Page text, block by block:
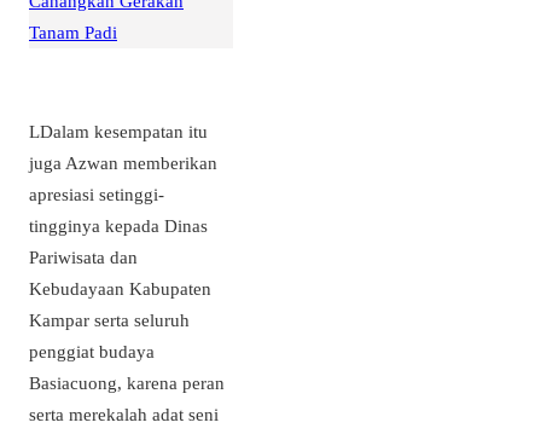
Tanam Padi
LDalam kesempatan itu
juga Azwan memberikan
apresiasi setinggi-
tingginya kepada Dinas
Pariwisata dan
Kebudayaan Kabupaten
Kampar serta seluruh
penggiat budaya
Basiacuong, karena peran
serta merekalah adat seni